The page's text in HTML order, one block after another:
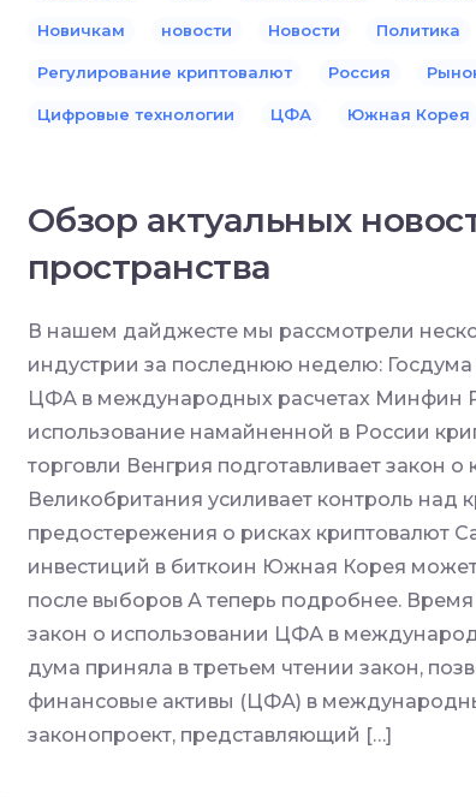
Новичкам новости Новости Политика
Регулирование криптовалют Россия
Цифровые технологии ЦФА Южная Корея
Обзор актуальных
пространства
В нашем дайджесте мы рассмотрели
индустрии за последнюю неделю:
ЦФА в международных расчетах Минфин
использование намайненной в России
торговли Венгрия подготавливает закон
Великобритания усиливает контроль над
предостережения о рисках криптовалют
инвестиций в биткоин Южная Корея
после выборов А теперь подробнее.
закон о использовании ЦФА в
дума приняла в третьем чтении закон,
финансовые активы (ЦФА) в
законопроект, представляющий […]